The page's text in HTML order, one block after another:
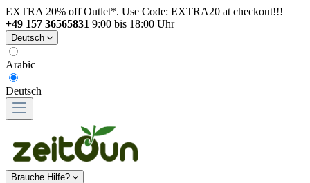
EXTRA 20% off Outlet*. Use Code: EXTRA20 at checkout!!!
+49 157 36565831 9:00 bis 18:00 Uhr
Deutsch
Arabic
Deutsch
Brauche Hilfe?